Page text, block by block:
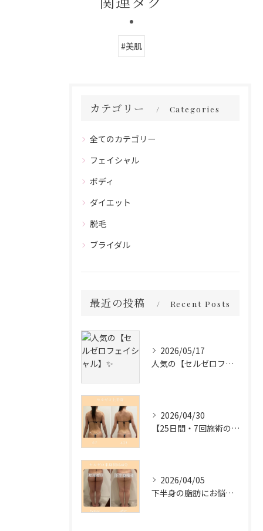
#美肌
カテゴリー Categories
全てのカテゴリー
フェイシャル
ボディ
ダイエット
脱毛
ブライダル
最近の投稿 Recent Posts
2026/05/17
人気の【セルゼロフェイシャル】✨
2026/04/30
【25日間・7回施術の変化✨】
2026/04/05
下半身の脂肪にお悩みの方必見❣️